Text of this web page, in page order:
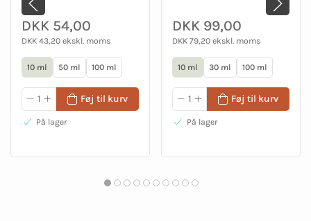
DKK 54,00
DKK 43,20 ekskl. moms
10 ml 50 ml 100 ml
Føj til kurv
På lager
DKK 99,00
DKK 79,20 ekskl. moms
10 ml 30 ml 100 ml
Føj til kurv
På lager